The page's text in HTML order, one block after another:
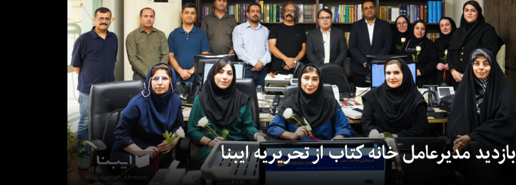
بازدید مدیرعامل خانه کتاب از تحریریه ایبنا